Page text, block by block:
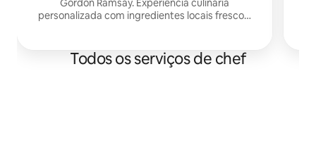
Gordon Ramsay. Experiência culinária
personalizada com ingredientes locais frescos.
Todos os serviços de chef